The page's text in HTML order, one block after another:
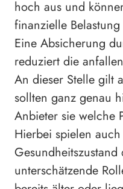
hoch aus und
finanzielle
Eine Absicherung
reduziert die
An dieser Stelle gilt
sollten ganz genau
Anbieter sie welche
Hierbei spielen
unterschätzende